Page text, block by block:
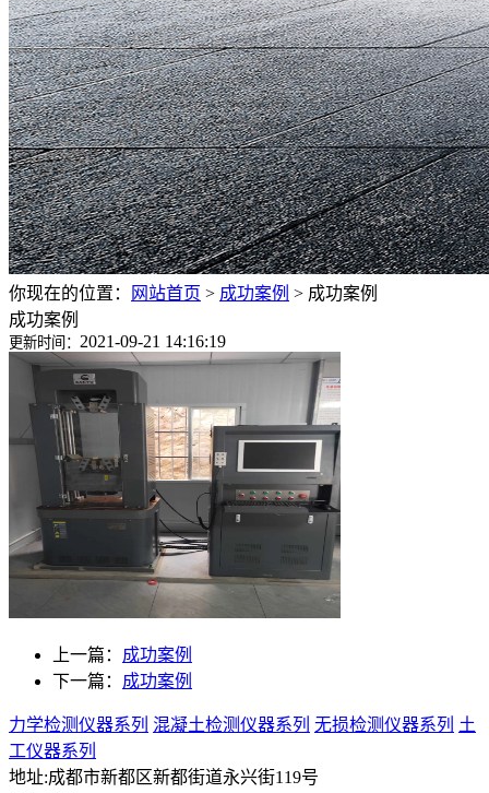
你现在的位置： 网站首页 > 成功案例 > 成功案例
成功案例
更新时间： 2021-09-21 14:16:19
上一篇： 成功案例
下一篇： 成功案例
力学检测仪器系列 混凝土检测仪器系列 无损检测仪器系列 土
工仪器系列
地址:成都市新都区新都街道永兴街119号